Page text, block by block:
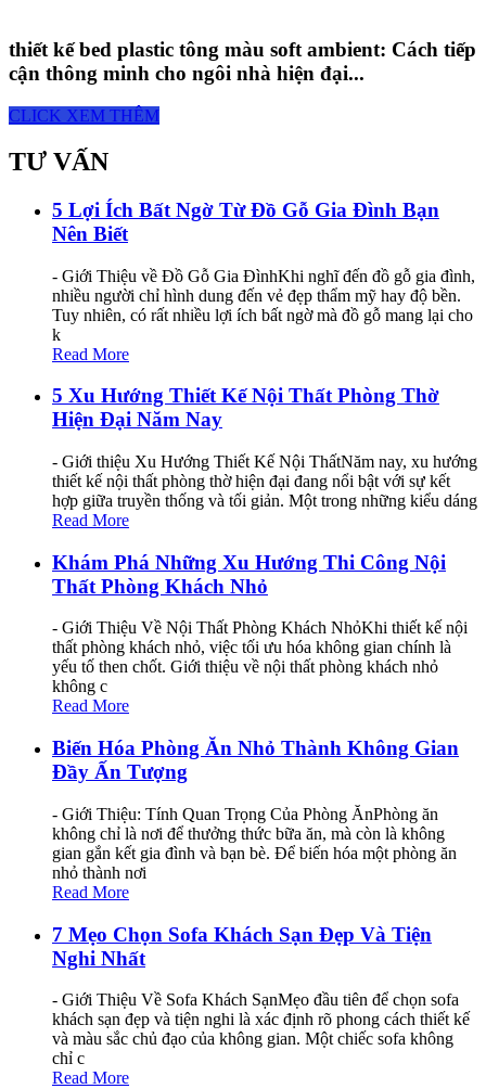
thiết kế bed plastic tông màu soft ambient: Cách tiếp
cận thông minh cho ngôi nhà hiện đại...
CLICK XEM THÊM
TƯ VẤN
5 Lợi Ích Bất Ngờ Từ Đồ Gỗ Gia Đình Bạn
Nên Biết
- Giới Thiệu về Đồ Gỗ Gia ĐìnhKhi nghĩ đến đồ gỗ gia đình,
nhiều người chỉ hình dung đến vẻ đẹp thẩm mỹ hay độ bền.
Tuy nhiên, có rất nhiều lợi ích bất ngờ mà đồ gỗ mang lại cho
k
Read More
5 Xu Hướng Thiết Kế Nội Thất Phòng Thờ
Hiện Đại Năm Nay
- Giới thiệu Xu Hướng Thiết Kế Nội ThấtNăm nay, xu hướng
thiết kế nội thất phòng thờ hiện đại đang nổi bật với sự kết
hợp giữa truyền thống và tối giản. Một trong những kiểu dáng
Read More
Khám Phá Những Xu Hướng Thi Công Nội
Thất Phòng Khách Nhỏ
- Giới Thiệu Về Nội Thất Phòng Khách NhỏKhi thiết kế nội
thất phòng khách nhỏ, việc tối ưu hóa không gian chính là
yếu tố then chốt. Giới thiệu về nội thất phòng khách nhỏ
không c
Read More
Biến Hóa Phòng Ăn Nhỏ Thành Không Gian
Đầy Ấn Tượng
- Giới Thiệu: Tính Quan Trọng Của Phòng ĂnPhòng ăn
không chỉ là nơi để thưởng thức bữa ăn, mà còn là không
gian gắn kết gia đình và bạn bè. Để biến hóa một phòng ăn
nhỏ thành nơi
Read More
7 Mẹo Chọn Sofa Khách Sạn Đẹp Và Tiện
Nghi Nhất
- Giới Thiệu Về Sofa Khách SạnMẹo đầu tiên để chọn sofa
khách sạn đẹp và tiện nghi là xác định rõ phong cách thiết kế
và màu sắc chủ đạo của không gian. Một chiếc sofa không
chỉ c
Read More